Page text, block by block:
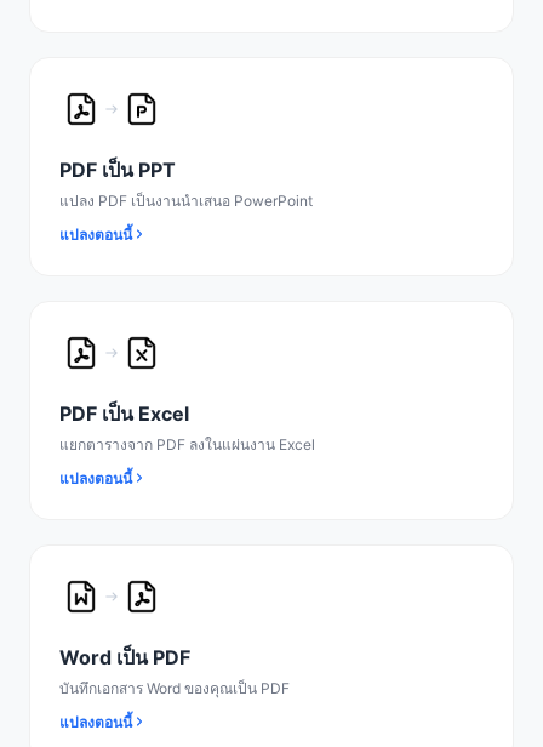
PDF เป็น PPT
แปลง PDF เป็นงานนำเสนอ PowerPoint
แปลงตอนนี้
PDF เป็น Excel
แยกตารางจาก PDF ลงในแผ่นงาน Excel
แปลงตอนนี้
Word เป็น PDF
บันทึกเอกสาร Word ของคุณเป็น PDF
แปลงตอนนี้